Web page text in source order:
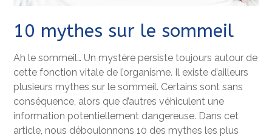
10 mythes sur le sommeil
Ah le sommeil… Un mystère persiste toujours autour de
cette fonction vitale de l’organisme. Il existe d’ailleurs
plusieurs mythes sur le sommeil. Certains sont sans
conséquence, alors que d’autres véhiculent une
information potentiellement dangereuse. Dans cet
article, nous déboulonnons 10 des mythes les plus